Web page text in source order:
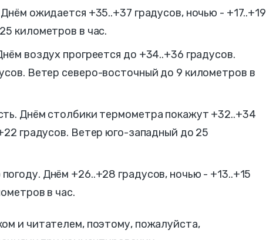
ожидается +35..+37 градусов, ночью - +17..+19
километров в час.
воздух прогреется до +34..+36 градусов.
Ветер северо-восточный до 9 километров в
Днём столбики термометра покажут +32..+34
градусов. Ветер юго-западный до 25
Днём +26..+28 градусов, ночью - +13..+15
в час.
и читателем, поэтому, пожалуйста,